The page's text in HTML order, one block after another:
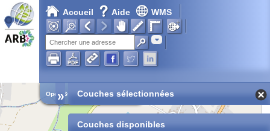
Accueil Aide WMS
Adresse
Open Street Map
» Couches sélectionnées
Couches disponibles